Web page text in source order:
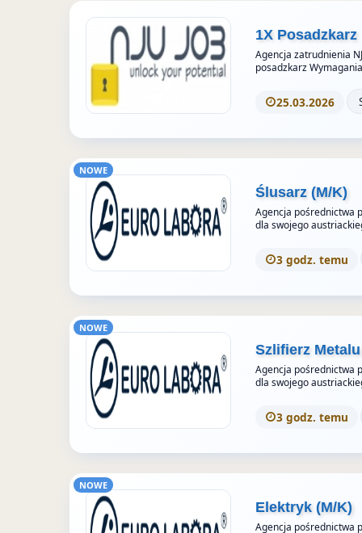
1X Posadzkarz
Agencja zatrudnienia
posadzkarz
25.03.2026
NOWE
Ślusarz (M/K)
Agencja pośrednictwa
dla swojego
3 godz. temu
NOWE
Szlifierz
Agencja pośrednictwa
dla swojego
3 godz. temu
NOWE
Elektryk (M/K)
Agencja pośrednictwa